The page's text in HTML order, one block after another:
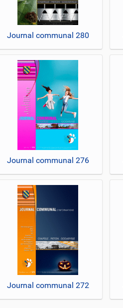
Journal communal 280
Journal communal 276
Journal communal 272